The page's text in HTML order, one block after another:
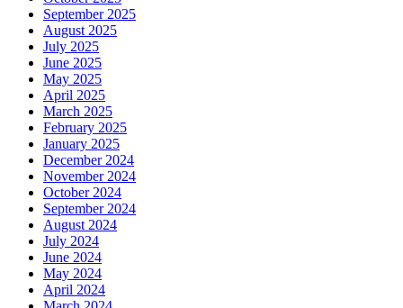
September 2025
August 2025
July 2025
June 2025
May 2025
April 2025
March 2025
February 2025
January 2025
December 2024
November 2024
October 2024
September 2024
August 2024
July 2024
June 2024
May 2024
April 2024